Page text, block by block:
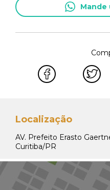
Mande
Localização
AV. Prefeito Erasto
Curitiba/PR